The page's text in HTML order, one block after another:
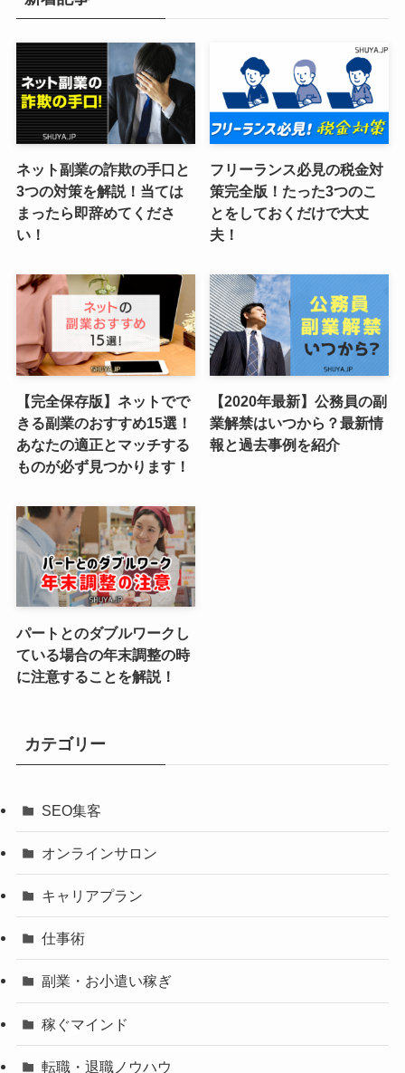
ネット副業の詐欺の手口と
3つの対策を解説！当ては
まったら即辞めてくださ
い！
フリーランス必見の税金対
策完全版！たった3つのこ
とをしておくだけで大丈
夫！
【完全保存版】ネットでで
きる副業のおすすめ15選！
あなたの適正とマッチする
ものが必ず見つかります！
【2020年最新】公務員の副
業解禁はいつから？最新情
報と過去事例を紹介
パートとのダブルワークし
ている場合の年末調整の時
に注意することを解説！
カテゴリー
SEO集客
オンラインサロン
キャリアプラン
仕事術
副業・お小遣い稼ぎ
稼ぐマインド
転職・退職ノウハウ